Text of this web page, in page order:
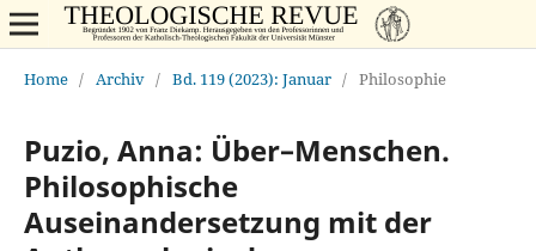
Home / Archiv / Bd. 119 (2023): Januar / Philosophie
Puzio, Anna: Über–Menschen.
Philosophische
Auseinandersetzung mit der